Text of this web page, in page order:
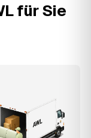
für Sie